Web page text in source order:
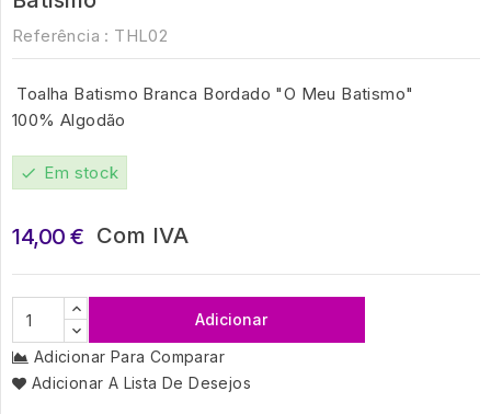
Referência : THL02
Toalha Batismo Branca Bordado "O Meu Batismo"
100% Algodão
check Em stock
14,00 € Com IVA
Adicionar
Adicionar Para Comparar
Adicionar A Lista De Desejos